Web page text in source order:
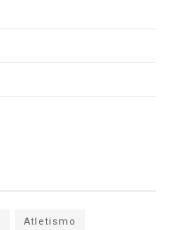
Atletismo